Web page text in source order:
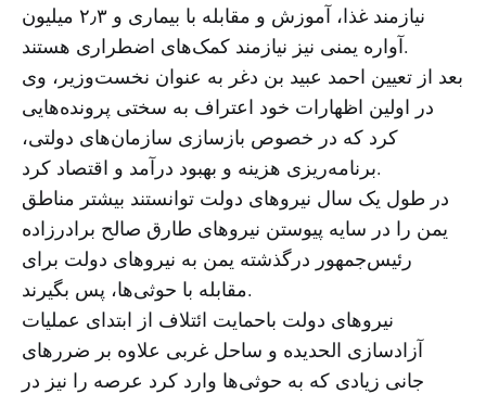
نیازمند غذا، آموزش و مقابله با بیماری و ۲٫۳ میلیون
آواره یمنی نیز نیازمند کمک‌های اضطراری هستند.
بعد از تعیین احمد عبید بن دغر به عنوان نخست‌وزیر، وی
در اولین اظهارات خود اعتراف به سختی پرونده‌هایی
کرد که در خصوص بازسازی سازمان‌های دولتی،
برنامه‌ریزی هزینه و بهبود درآمد و اقتصاد کرد.
در طول یک سال نیروهای دولت توانستند بیشتر مناطق
یمن را در سایه پیوستن نیروهای طارق صالح برادرزاده
رئیس‌جمهور درگذشته یمن به نیروهای دولت برای
مقابله با حوثی‌ها، پس بگیرند.
نیروهای دولت باحمایت ائتلاف از ابتدای عملیات
آزادسازی الحدیده و ساحل غربی علاوه بر ضررهای
جانی زیادی که به حوثی‌ها وارد کرد عرصه را نیز در